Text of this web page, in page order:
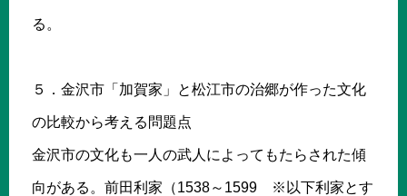
る。
５．金沢市「加賀家」と松江市の治郷が作った文化
の比較から考える問題点
金沢市の文化も一人の武人によってもたらされた傾
向がある。前田利家（1538～1599 ※以下利家とす